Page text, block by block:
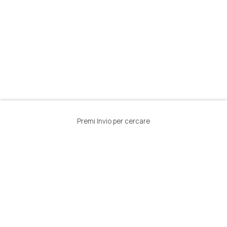
Premi Invio per cercare